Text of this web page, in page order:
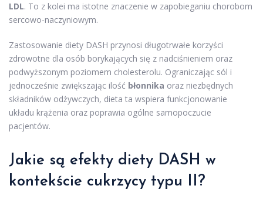
LDL. To z kolei ma istotne znaczenie w zapobieganiu chorobom
sercowo-naczyniowym.
Zastosowanie diety DASH przynosi długotrwałe korzyści
zdrowotne dla osób borykających się z nadciśnieniem oraz
podwyższonym poziomem cholesterolu. Ograniczając sól i
jednocześnie zwiększając ilość błonnika oraz niezbędnych
składników odżywczych, dieta ta wspiera funkcjonowanie
układu krążenia oraz poprawia ogólne samopoczucie
pacjentów.
Jakie są efekty diety DASH w
kontekście cukrzycy typu II?